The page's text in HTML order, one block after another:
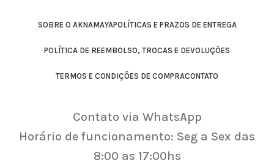
SOBRE O AKNAMAYAPOLÍTICAS E PRAZOS DE ENTREGA
POLÍTICA DE REEMBOLSO, TROCAS E DEVOLUÇÕES
TERMOS E CONDIÇÕES DE COMPRACONTATO
Contato via WhatsApp
Horário de funcionamento: Seg a Sex das
8:00 as 17:00hs